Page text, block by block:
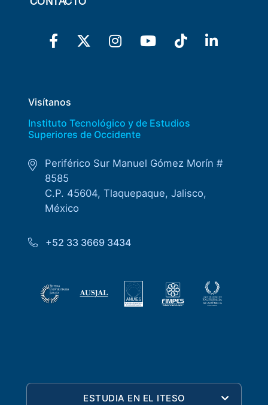
Visítanos
Instituto Tecnológico y de Estudios
Superiores de Occidente
Periférico Sur Manuel Gómez Morín #
8585
C.P. 45604, Tlaquepaque, Jalisco,
México
+52 33 3669 3434
ESTUDIA EN EL ITESO